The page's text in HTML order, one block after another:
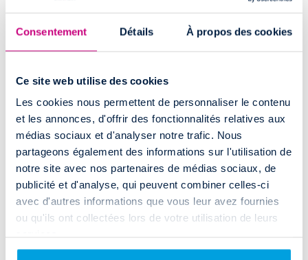
Consentement Détails À propos des cookies
Ce site web utilise des cookies
Les cookies nous permettent de personnaliser le contenu
et les annonces, d'offrir des fonctionnalités relatives aux
médias sociaux et d'analyser notre trafic. Nous
partageons également des informations sur l'utilisation de
notre site avec nos partenaires de médias sociaux, de
publicité et d'analyse, qui peuvent combiner celles-ci
avec d'autres informations que vous leur avez fournies
ou qu'ils ont collectées lors de votre utilisation de leurs
Francepour la location de camions utilitaires . Vous pouvez
notamment opter pour une
Lyon
Marseille
Bordeaux
Avignon
Rouen
Cannes
Toulouse
Strasbourg
Grenoble
Perpignan
Aix-en-Provence
Orléans
Toulon
Nantes
Poitiers
Fréjus
Brest